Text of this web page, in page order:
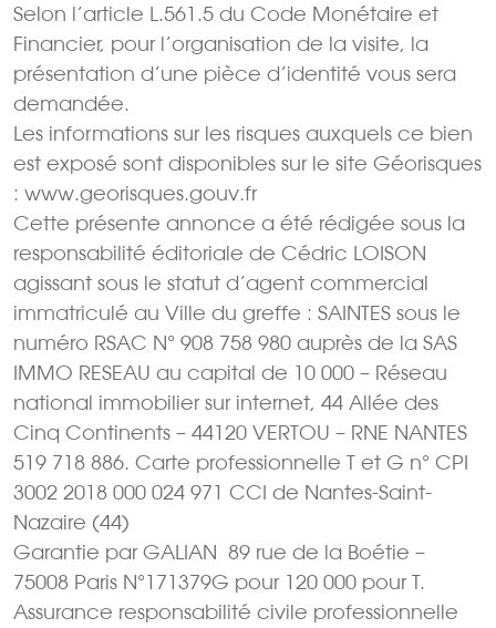
Selon l’article L.561.5 du Code Monétaire et
Financier, pour l’organisation de la visite, la
présentation d’une pièce d’identité vous sera
demandée.
Les informations sur les risques auxquels ce bien
est exposé sont disponibles sur le site Géorisques
: www.georisques.gouv.fr
Cette présente annonce a été rédigée sous la
responsabilité éditoriale de Cédric LOISON
agissant sous le statut d’agent commercial
immatriculé au Ville du greffe : SAINTES sous le
numéro RSAC N° 908 758 980 auprès de la SAS
IMMO RESEAU au capital de 10 000 – Réseau
national immobilier sur internet, 44 Allée des
Cinq Continents – 44120 VERTOU – RNE NANTES
519 718 886. Carte professionnelle T et G n° CPI
3002 2018 000 024 971 CCI de Nantes-Saint-
Nazaire (44)
Garantie par GALIAN  89 rue de la Boétie –
75008 Paris N°171379G pour 120 000 pour T.
Assurance responsabilité civile professionnelle